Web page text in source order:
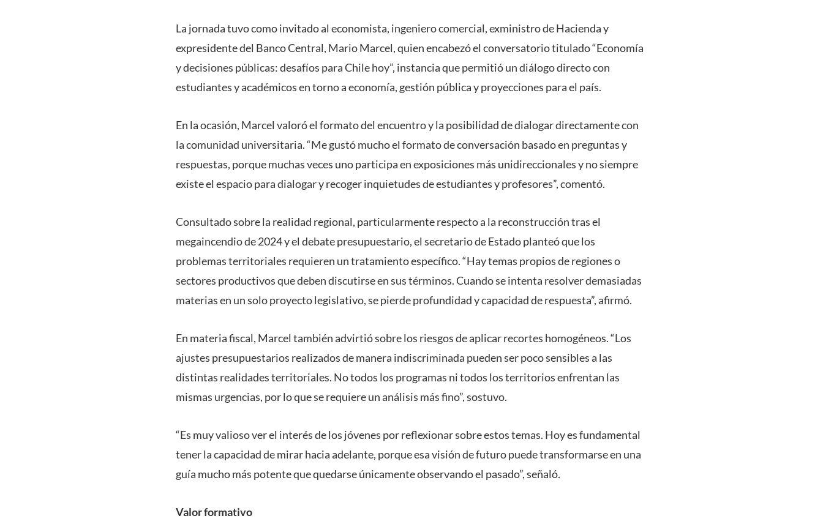
La jornada tuvo como invitado al economista, ingeniero comercial, exministro de Hacienda y
expresidente del Banco Central, Mario Marcel, quien encabezó el conversatorio titulado “Economía
y decisiones públicas: desafíos para Chile hoy”, instancia que permitió un diálogo directo con
estudiantes y académicos en torno a economía, gestión pública y proyecciones para el país.
En la ocasión, Marcel valoró el formato del encuentro y la posibilidad de dialogar directamente con
la comunidad universitaria. “Me gustó mucho el formato de conversación basado en preguntas y
respuestas, porque muchas veces uno participa en exposiciones más unidireccionales y no siempre
existe el espacio para dialogar y recoger inquietudes de estudiantes y profesores”, comentó.
Consultado sobre la realidad regional, particularmente respecto a la reconstrucción tras el
megaincendio de 2024 y el debate presupuestario, el secretario de Estado planteó que los
problemas territoriales requieren un tratamiento específico. “Hay temas propios de regiones o
sectores productivos que deben discutirse en sus términos. Cuando se intenta resolver demasiadas
materias en un solo proyecto legislativo, se pierde profundidad y capacidad de respuesta”, afirmó.
En materia fiscal, Marcel también advirtió sobre los riesgos de aplicar recortes homogéneos. “Los
ajustes presupuestarios realizados de manera indiscriminada pueden ser poco sensibles a las
distintas realidades territoriales. No todos los programas ni todos los territorios enfrentan las
mismas urgencias, por lo que se requiere un análisis más fino”, sostuvo.
“Es muy valioso ver el interés de los jóvenes por reflexionar sobre estos temas. Hoy es fundamental
tener la capacidad de mirar hacia adelante, porque esa visión de futuro puede transformarse en una
guía mucho más potente que quedarse únicamente observando el pasado”, señaló.
Valor formativo